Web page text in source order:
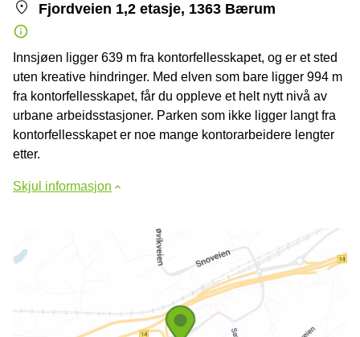
Fjordveien 1,2 etasje, 1363 Bærum
Innsjøen ligger 639 m fra kontorfellesskapet, og er et sted
uten kreative hindringer. Med elven som bare ligger 994 m
fra kontorfellesskapet, får du oppleve et helt nytt nivå av
urbane arbeidsstasjoner. Parken som ikke ligger langt fra
kontorfellesskapet er noe mange kontorarbeidere lengter
etter.
Skjul informasjon